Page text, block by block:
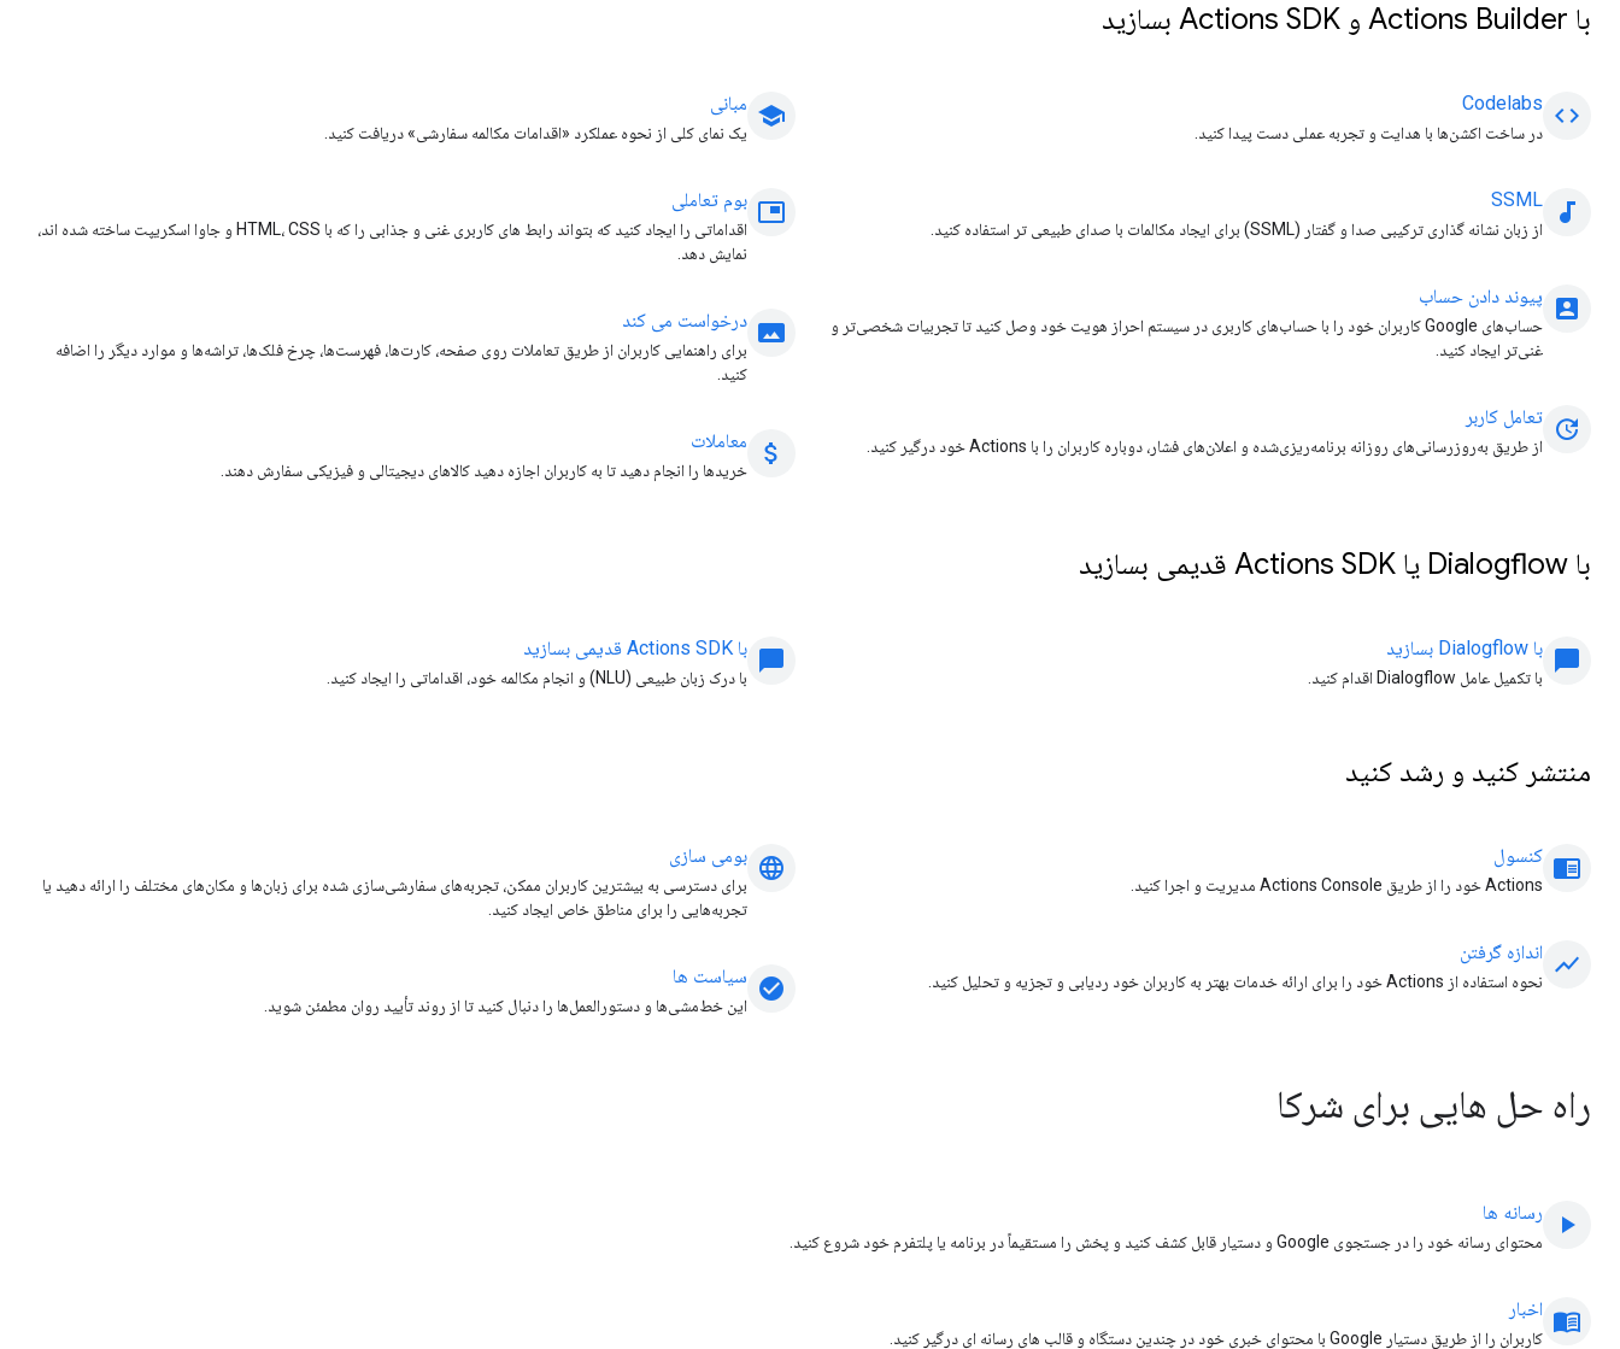
با Actions Builder و Actions SDK بسازید
code
Codelabs
در ساخت اکشن‌ها با هدایت و تجربه عملی دست پیدا کنید.
audiotrack
SSML
از زبان نشانه گذاری ترکیبی صدا و گفتار (SSML) برای ایجاد مکالمات با صدای طبیعی تر استفاده کنید.
account_box پیوند دادن حساب
حساب‌های Google کاربران خود را با حساب‌های کاربری در سیستم احراز هویت خود وصل کنید تا تجربیات شخصی‌تر و
غنی‌تر ایجاد کنید.
update تعامل کاربر
از طریق به‌روزرسانی‌های روزانه برنامه‌ریزی‌شده و اعلان‌های فشار، دوباره کاربران را با Actions خود درگیر کنید.
school مبانی
یک نمای کلی از نحوه عملکرد «اقدامات مکالمه سفارشی» دریافت کنید.
picture_in_picture بوم تعاملی
اقداماتی را ایجاد کنید که بتواند رابط های کاربری غنی و جذابی را که با HTML، CSS و جاوا اسکریپت ساخته شده اند،
نمایش دهد.
panorama درخواست می کند
برای راهنمایی کاربران از طریق تعاملات روی صفحه، کارت‌ها، فهرست‌ها، چرخ فلک‌ها، تراشه‌ها و موارد دیگر را اضافه
کنید.
attach_money معاملات
خریدها را انجام دهید تا به کاربران اجازه دهید کالاهای دیجیتالی و فیزیکی سفارش دهند.
با Dialogflow یا Actions SDK قدیمی بسازید
chat_bubble با Dialogflow بسازید
با تکمیل عامل Dialogflow اقدام کنید.
chat_bubble با Actions SDK قدیمی بسازید
با درک زبان طبیعی (NLU) و انجام مکالمه خود، اقداماتی را ایجاد کنید.
منتشر کنید و رشد کنید
chrome_reader_mode کنسول
Actions خود را از طریق Actions Console مدیریت و اجرا کنید.
show_chart اندازه گرفتن
نحوه استفاده از Actions خود را برای ارائه خدمات بهتر به کاربران خود ردیابی و تجزیه و تحلیل کنید.
language بومی سازی
برای دسترسی به بیشترین کاربران ممکن، تجربه‌های سفارشی‌سازی شده برای زبان‌ها و مکان‌های مختلف را ارائه دهید یا
تجربه‌هایی را برای مناطق خاص ایجاد کنید.
check_circle سیاست ها
این خط‌مشی‌ها و دستورالعمل‌ها را دنبال کنید تا از روند تأیید روان مطمئن شوید.
راه حل هایی برای شرکا
play_arrow رسانه ها
محتوای رسانه خود را در جستجوی Google و دستیار قابل کشف کنید و پخش را مستقیماً در برنامه یا پلتفرم خود شروع کنید.
menu_book اخبار
کاربران را از طریق دستیار Google با محتوای خبری خود در چندین دستگاه و قالب های رسانه ای درگیر کنید.